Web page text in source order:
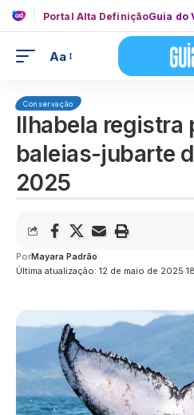
Portal Alta DefiniçãoGuia do
Aa
Conservação
Ilhabela registra
baleias-jubarte
2025
Última atualização: 12 de maio de 2025
PorMayara Padrão